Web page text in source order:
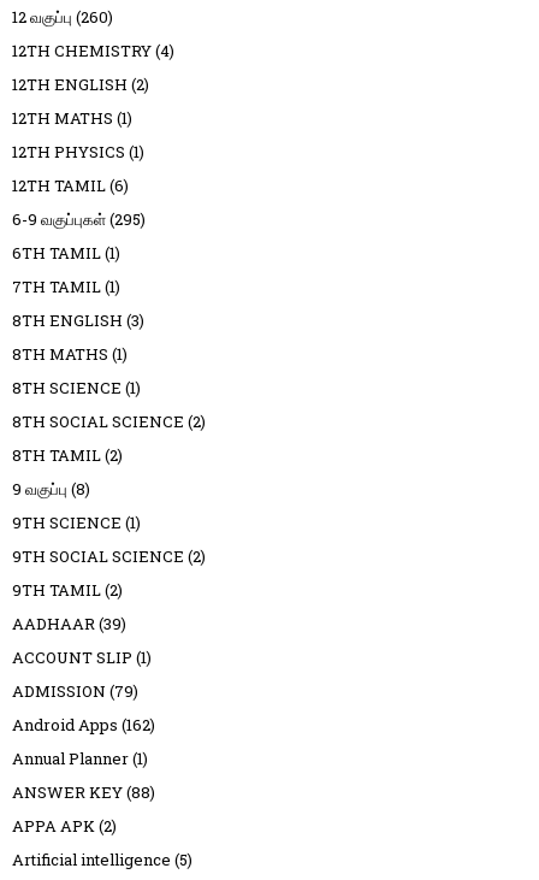
12 வகுப்பு (260)
12TH CHEMISTRY(4)
12TH ENGLISH (2)
12TH MATHS (1)
12TH PHYSICS (1)
12TH TAMIL(6)
6-9 வகுப்புகள்(295)
6TH TAMIL(1)
7TH TAMIL(1)
8TH ENGLISH (3)
8TH MATHS (1)
8TH SCIENCE (1)
8TH SOCIAL SCIENCE (2)
8TH TAMIL(2)
9 வகுப்பு (8)
9TH SCIENCE (1)
9TH SOCIAL SCIENCE (2)
9TH TAMIL(2)
AADHAAR(39)
ACCOUNT SLIP (1)
ADMISSION (79)
Android Apps (162)
Annual Planner(1)
ANSWER KEY(88)
APPA APK(2)
Artificial intelligence (5)